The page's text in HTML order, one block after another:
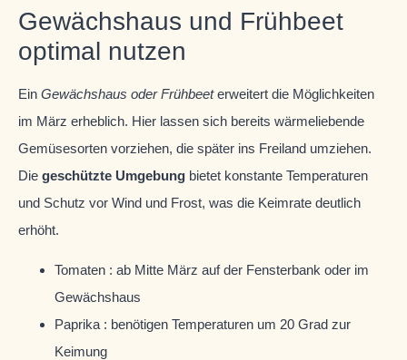
Gewächshaus und Frühbeet
optimal nutzen
Ein Gewächshaus oder Frühbeeterweitert die Möglichkeiten
im März erheblich. Hier lassen sich bereits wärmeliebende
Gemüsesorten vorziehen, die später ins Freiland umziehen.
Die geschützte Umgebung bietet konstante Temperaturen
und Schutz vor Wind und Frost, was die Keimrate deutlich
erhöht.
Tomaten : ab Mitte März auf der Fensterbank oder im
Gewächshaus
Paprika : benötigen Temperaturen um 20 Grad zur
Keimung